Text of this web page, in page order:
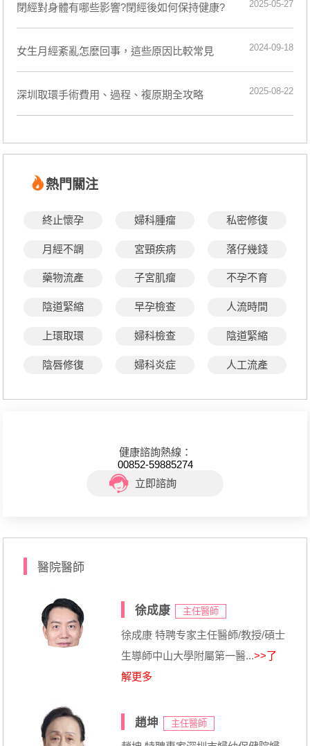
閉經對身體有哪些影響?閉經後如何保持健康? 2025-05-27
女生月經紊亂怎麼回事，這些原因比較常見 2024-09-18
深圳取環手術費用、過程、複原期全攻略 2025-08-22
熱門關注
終止懷孕 婦科腫瘤 私密修復
月經不調 宮頸疾病 落仔幾錢
藥物流產 子宮肌瘤 不孕不育
陰道緊縮 早孕檢查 人流時間
上環取環 婦科檢查 陰道緊縮
陰唇修復 婦科炎症 人工流產
健康諮詢熱線：
00852-59885274
立即諮詢
醫院醫師
徐成康 主任醫師
徐成康 特聘专家主任醫師/教授/碩士
生導師中山大學附屬第一醫...>>了
解更多
趙坤 主任醫師